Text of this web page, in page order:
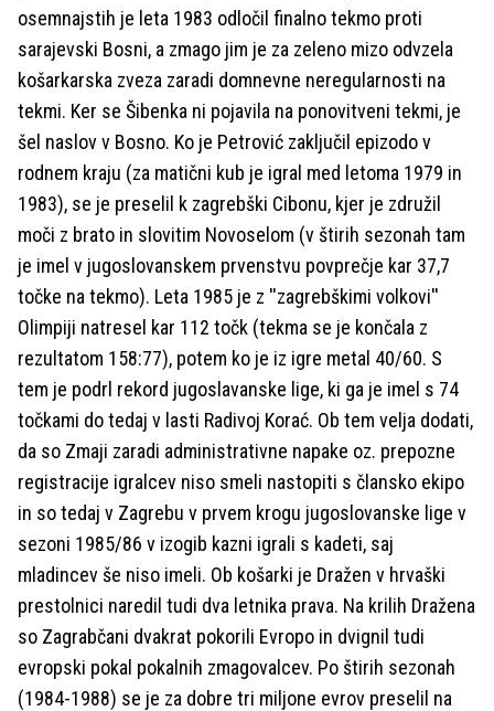
osemnajstih je leta 1983 odločil finalno tekmo proti
sarajevski Bosni, a zmago jim je za zeleno mizo odvzela
košarkarska zveza zaradi domnevne neregularnosti na
tekmi. Ker se Šibenka ni pojavila na ponovitveni tekmi, je
šel naslov v Bosno. Ko je Petrović zaključil epizodo v
rodnem kraju (za matični kub je igral med letoma 1979 in
1983), se je preselil k zagrebški Cibonu, kjer je združil
moči z brato in slovitim Novoselom (v štirih sezonah tam
je imel v jugoslovanskem prvenstvu povprečje kar 37,7
točke na tekmo). Leta 1985 je z ''zagrebškimi volkovi''
Olimpiji natresel kar 112 točk (tekma se je končala z
rezultatom 158:77), potem ko je iz igre metal 40/60. S
tem je podrl rekord jugoslavanske lige, ki ga je imel s 74
točkami do tedaj v lasti Radivoj Korać. Ob tem velja dodati,
da so Zmaji zaradi administrativne napake oz. prepozne
registracije igralcev niso smeli nastopiti s člansko ekipo
in so tedaj v Zagrebu v prvem krogu jugoslovanske lige v
sezoni 1985/86 v izogib kazni igrali s kadeti, saj
mladincev še niso imeli. Ob košarki je Dražen v hrvaški
prestolnici naredil tudi dva letnika prava. Na krilih Dražena
so Zagrabčani dvakrat pokorili Evropo in dvignil tudi
evropski pokal pokalnih zmagovalcev. Po štirih sezonah
(1984-1988) se je za dobre tri miljone evrov preselil na